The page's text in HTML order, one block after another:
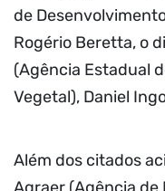
de
Rogério Beretta, o
(Agência Estadual
Vegetal), Daniel
Além dos citados
Agraer (Agência de